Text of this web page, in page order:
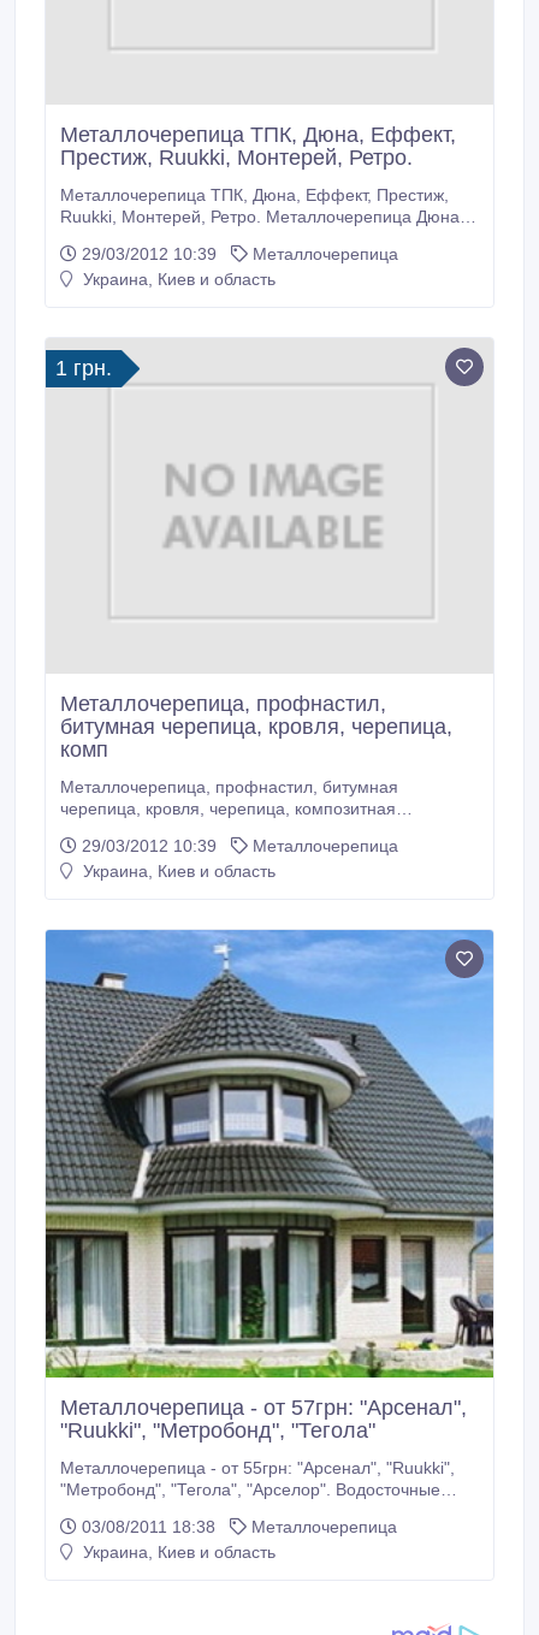
Металлочерепица ТПК, Дюна, Еффект,
Престиж, Ruukki, Монтерей, Ретро.
Металлочерепица ТПК, Дюна, Еффект, Престиж,
Ruukki, Монтерей, Ретро. Металлочерепица Дюна,
полиэстер мат (35мк), качественный 0, 5мм металл,
просчет и производство согласно чертежа кровли,
29/03/2012 10:39
Металлочерепица
Украина, Киев и область
1 грн.
Металлочерепица, профнастил,
битумная черепица, кровля, черепица,
комп
Металлочерепица, профнастил, битумная
черепица, кровля, черепица, композитная
черепица (бюджетный вариант) различная форма
нарезки и цветов. Акция на серый и черный цвет –
экономичность, но при этом они хотят приобрести
надежный и современный кровельный материал.
29/03/2012 10:39
Металлочерепица
Украина, Киев и область
Металлочерепица - от 57грн: "Арсенал",
"Ruukki", "Метробонд", "Тегола"
Металлочерепица - от 55грн: "Арсенал", "Ruukki",
"Метробонд", "Тегола", "Арселор". Водосточные
комплектующиеот 45 грн, сайдинг от 50 грн,
утеплитель от 8 грн, пленки от 2, 5 грн, водосток от
03/08/2011 18:38
Металлочерепица
Украина, Киев и область